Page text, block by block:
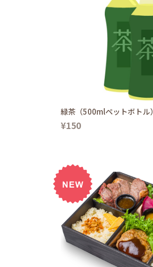
緑茶（500mlペットボトル）
¥150